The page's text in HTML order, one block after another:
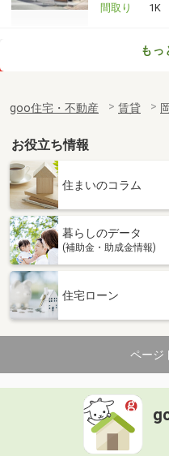
間取り
1K
専有面積
岡山県岡山市北区大和町１
岡
専有面積
間取り
1K
岡山県岡山市北区三門東町
価 格
専有面積
間取り
1K
岡山県岡山市北区島田本
価 格
もっ
goo住宅・不動産 賃貸
お役立ち情報
住まいのコラム
暮らしのデータ
(補助金・助成金情報)
住宅ローン
ページ